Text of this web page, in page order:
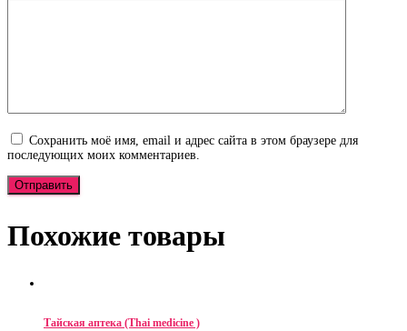
Сохранить моё имя, email и адрес сайта в этом браузере для
последующих моих комментариев.
Похожие товары
Тайская аптека (Thai medicine )